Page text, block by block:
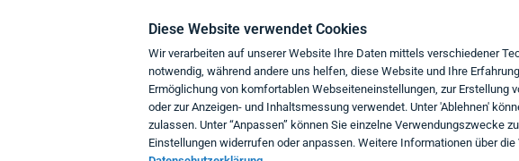
Philosophie
Umweltschutz
Support
Geschäftskunden
Datenschutz
AGB
Widerrufsrecht
Impressum
Diese Website verwendet Cookies
Wir verarbeiten auf unserer Website Ihre Daten mittels verschiedener
notwendig, während andere uns helfen, diese Website und Ihre
Ermöglichung von komfortablen Webseiteneinstellungen, zur
oder zur Anzeigen- und Inhaltsmessung verwendet. Unter 'Ablehnen'
zulassen. Unter “Anpassen” können Sie einzelne Verwendungszwecke
Einstellungen widerrufen oder anpassen. Weitere Informationen über